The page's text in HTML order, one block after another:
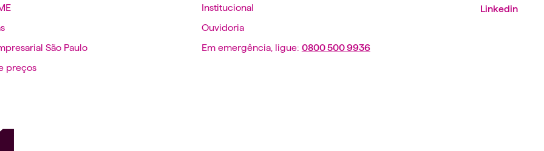
São Paulo
preços
Institucional
Ouvidoria
Em emergência, ligue: 0800 500 9936
Linkedin